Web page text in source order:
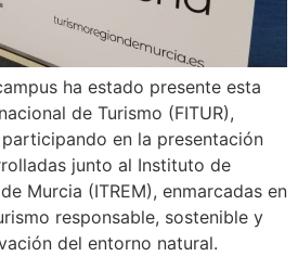
ha estado presente esta
de Turismo (FITUR),
en la presentación
junto al Instituto de
Murcia (ITREM), enmarcadas en
responsable, sostenible y
del entorno natural.